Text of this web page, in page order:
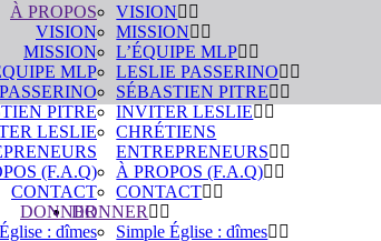
À PROPOS
VISION
MISSION
MLP
PITRE
LESLIE
(F.A.Q)
CONTACT
DONNER
: dîmes
VISION
MISSION
L’ÉQUIPE MLP
LESLIE PASSERINO
SÉBASTIEN PITRE
INVITER LESLIE
CHRÉTIENS
ENTREPRENEURS
À PROPOS (F.A.Q)
CONTACT
DONNER
Simple Église : dîmes